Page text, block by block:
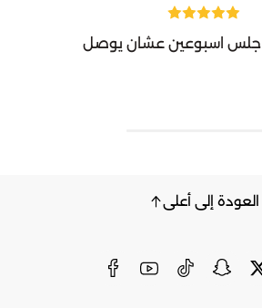
اسبوعين عشان يوصل
العودة إلى أعلى